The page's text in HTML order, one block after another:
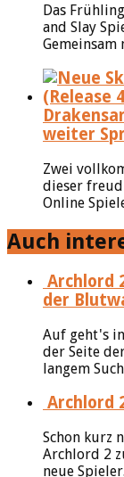
Das
and Slay
Gemeinsam
weiter
Zwei
dieser
Online
Auch
Archlord
der
Auf geht's
der Seite
langem
Archlord
Schon kurz
Archlord 2
neue